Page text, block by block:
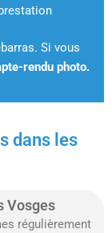
Si vous
rendu photo.
dans les
Vosges
régulièrement